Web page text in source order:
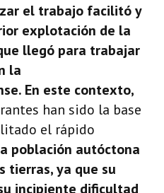
el trabajo facilitó y
explotación de la
llegó para trabajar
la
En este contexto,
han sido la base
el rápido
población autóctona
tierras, ya que su
incipiente dificultad